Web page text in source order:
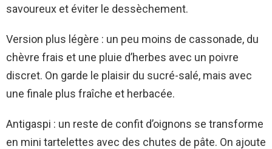
savoureux et éviter le dessèchement.
Version plus légère : un peu moins de cassonade, du
chèvre frais et une pluie d’herbes avec un poivre
discret. On garde le plaisir du sucré-salé, mais avec
une finale plus fraîche et herbacée.
Antigaspi : un reste de confit d’oignons se transforme
en mini tartelettes avec des chutes de pâte. On ajoute